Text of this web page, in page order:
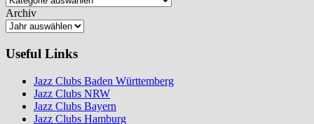
Archiv
Useful Links
Jazz Clubs Baden Württemberg
Jazz Clubs NRW
Jazz Clubs Bayern
Jazz Clubs Hamburg